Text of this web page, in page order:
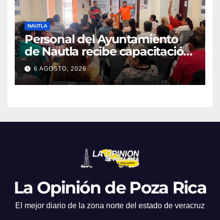
NAUTLA
Personal del Ayuntamiento
de Nautla recibe capacitación
en atención a emergencias
6 AGOSTO, 2026
La Opinión de Poza Rica
El mejor diario de la zona norte del estado de veracruz